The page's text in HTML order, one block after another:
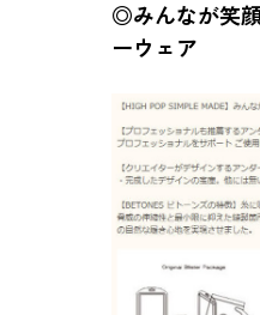
◎みんなが笑
ーウェア